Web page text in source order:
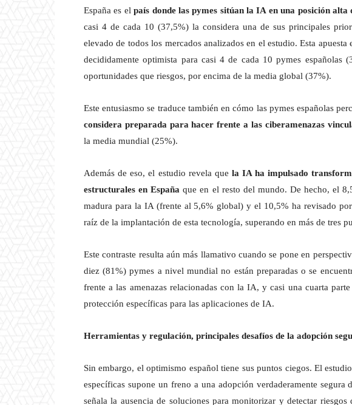
España es elpaís donde las pymes sitúan la IA en una posición alta
casi 4 de cada 10 (37,5%) la considera una de sus principales
elevado de todos los mercados analizados en el estudio. Esta
decididamente optimista para casi 4 de cada 10 pymes españolas
oportunidades que riesgos, por encima de la media global (37%).
Este entusiasmo se traduce también en cómo las pymes españolas
considera preparada para hacer frente a las ciberamenazas
la media mundial (25%).
Además de eso, el estudio revela que la IA ha impulsado
estructurales en España que en el resto del mundo. De hecho, el
madura para la IA (frente al 5,6% global) y el 10,5% ha revisado
raíz de la implantación de esta tecnología, superando en más de tres
Este contraste resulta aún más llamativo cuando se pone en
diez (81%) pymes a nivel mundial no están preparadas o se
frente a las amenazas relacionadas con la IA, y casi una cuarta
protección específicas para las aplicaciones de IA.
Herramientas y regulación, principales desafíos de la adopción
Sin embargo, el optimismo español tiene sus puntos ciegos. El
específicas supone un freno a una adopción verdaderamente
señala la ausencia de soluciones para monitorizar y detectar